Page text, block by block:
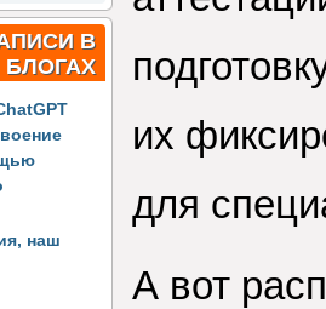
В
БЛОГАХ
наш
их
для
А вот